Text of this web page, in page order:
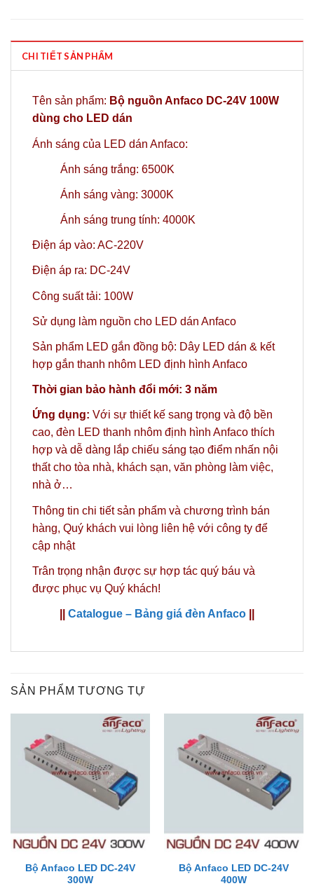
CHI TIẾT SẢN PHẨM
Tên sản phẩm: Bộ nguồn Anfaco DC-24V 100W
dùng cho LED dán
Ánh sáng của LED dán Anfaco:
Ánh sáng trắng: 6500K
Ánh sáng vàng: 3000K
Ánh sáng trung tính: 4000K
Điện áp vào: AC-220V
Điện áp ra: DC-24V
Công suất tải: 100W
Sử dụng làm nguồn cho LED dán Anfaco
Sản phẩm LED gắn đồng bộ: Dây LED dán & kết
hợp gắn thanh nhôm LED định hình Anfaco
Thời gian bảo hành đổi mới: 3 năm
Ứng dụng: Với sự thiết kế sang trọng và độ bền
cao, đèn LED thanh nhôm định hình Anfaco thích
hợp và dễ dàng lắp chiếu sáng tạo điểm nhấn nội
thất cho tòa nhà, khách sạn, văn phòng làm việc,
nhà ở…
Thông tin chi tiết sản phẩm và chương trình bán
hàng, Quý khách vui lòng liên hệ với công ty để
cập nhật
Trân trọng nhận được sự hợp tác quý báu và
được phục vụ Quý khách!
Catalogue – Bảng giá đèn Anfaco
SẢN PHẨM TƯƠNG TỰ
Bộ Anfaco LED DC-24V
300W
Bộ Anfaco LED DC-24V
400W